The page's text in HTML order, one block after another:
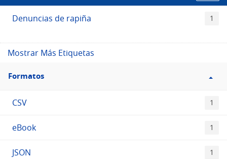
Denuncias de rapiña 1
Mostrar Más Etiquetas
Filtro
Formatos
Formatos
CSV 1
eBook 1
JSON 1